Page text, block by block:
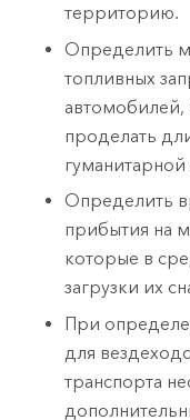
территорию.
Определить
топливных
проделать
Определить
прибытия на
которые в
загрузки их
При
для
транспорта